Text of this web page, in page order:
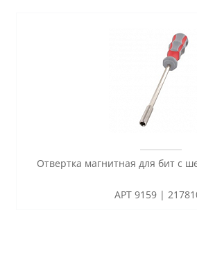
Отвертка магнитная для бит с
АРТ 9159 |